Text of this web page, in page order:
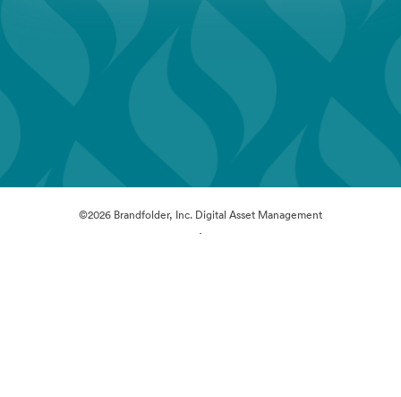
©2026 Brandfolder, Inc. Digital Asset Management
·